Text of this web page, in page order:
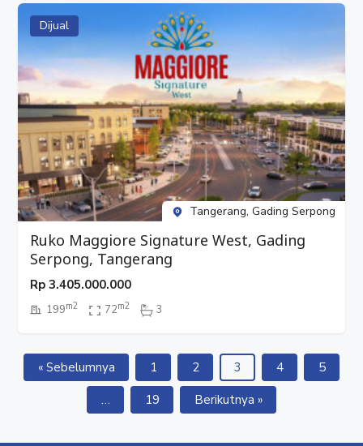
Dijual
Tangerang, Gading Serpong
Ruko Maggiore Signature West, Gading
Serpong, Tangerang
Rp 3.405.000.000
199m2 72m2 3
« Sebelumnya 1 2 3 4
5
…
19 Berikutnya »